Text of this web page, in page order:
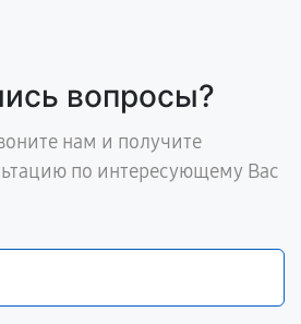
вопросы?
нам и получите
по интересующему Вас